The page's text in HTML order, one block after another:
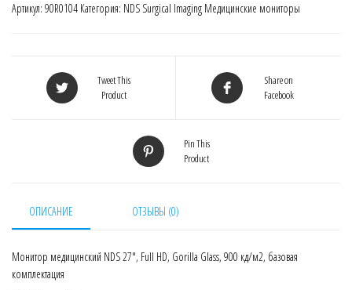
Gorilla
Артикул: 90R0104 Категория: NDS Surgical Imaging Медицинские мониторы
Tweet This
Product
Share on
Facebook
Pin This
Product
ОПИСАНИЕ ОТЗЫВЫ (0)
Монитор медицинский NDS 27″, Full HD, Gorilla Glass, 900 кд/м2, базовая
комплектация